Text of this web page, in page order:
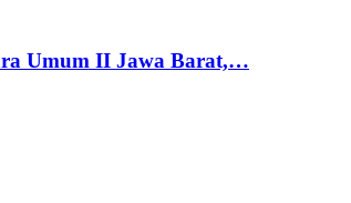
Umum II Jawa Barat,…